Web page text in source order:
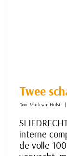
Twee
Door Mark van Hulst
interne
de volle